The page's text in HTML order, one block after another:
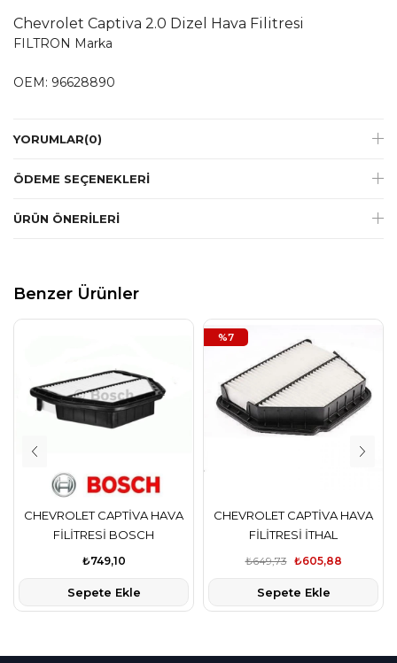
Chevrolet Captiva 2.0 Dizel Hava Filitresi
FILTRON Marka
OEM: 96628890
YORUMLAR(0)
ÖDEME SEÇENEKLERI
ÜRÜN ÖNERILERI
Benzer Ürünler
CHEVROLET CAPTİVA HAVA
FİLİTRESİ BOSCH
₺749,10
Sepete Ekle
CHEVROLET CAPTİVA HAVA
FİLİTRESİ İTHAL
₺605,88
₺649,73
Sepete Ekle
%7